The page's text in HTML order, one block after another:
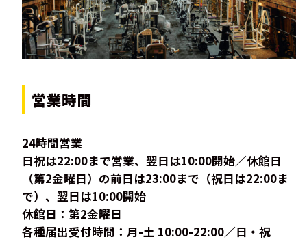
営業時間
24時間営業
日祝は22:00まで営業、翌日は10:00開始／休館日
（第2金曜日）の前日は23:00まで（祝日は22:00ま
で）、翌日は10:00開始
休館日：第2金曜日
各種届出受付時間：月-土 10:00-22:00／日・祝